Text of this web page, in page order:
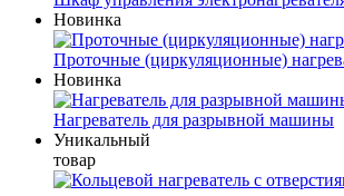
Новинка
Проточные (циркуляционные)
Новинка
Нагреватель для разрывной машины
Уникальный
товар